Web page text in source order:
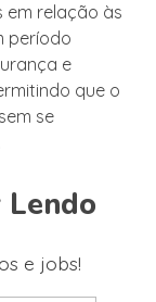
em relação às
período
e
que o
se
e jobs!